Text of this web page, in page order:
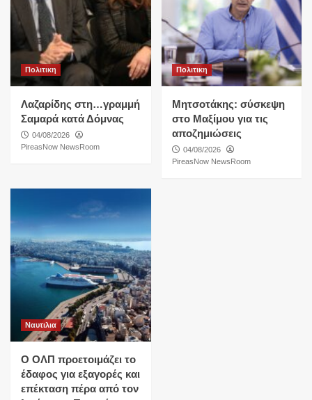
Πολιτικη
Λαζαρίδης στη…γραμμή
Σαμαρά κατά Δόμνας
04/08/2026
PireasNow NewsRoom
Πολιτικη
Μητσοτάκης: σύσκεψη
στο Μαξίμου για τις
αποζημιώσεις
04/08/2026
PireasNow NewsRoom
Ναυτιλια
O ΟΛΠ προετοιμάζει το
έδαφος για εξαγορές και
επέκταση πέρα από τον